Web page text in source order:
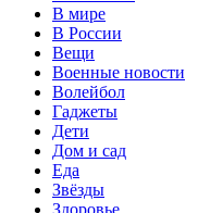
В мире
В России
Вещи
Военные новости
Волейбол
Гаджеты
Дети
Дом и сад
Еда
Звёзды
Здоровье